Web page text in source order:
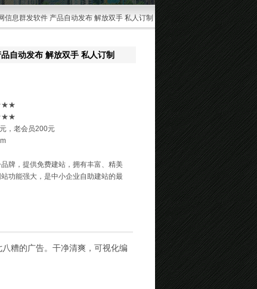
信息群发软件 产品自动发布 解放双手 私人订制
自动发布 解放双手 私人订制
，老会员200元
牌，提供免费建站，拥有丰富、精美
功能强大，是中小企业自助建站的最
糟的广告。干净清爽，可视化编